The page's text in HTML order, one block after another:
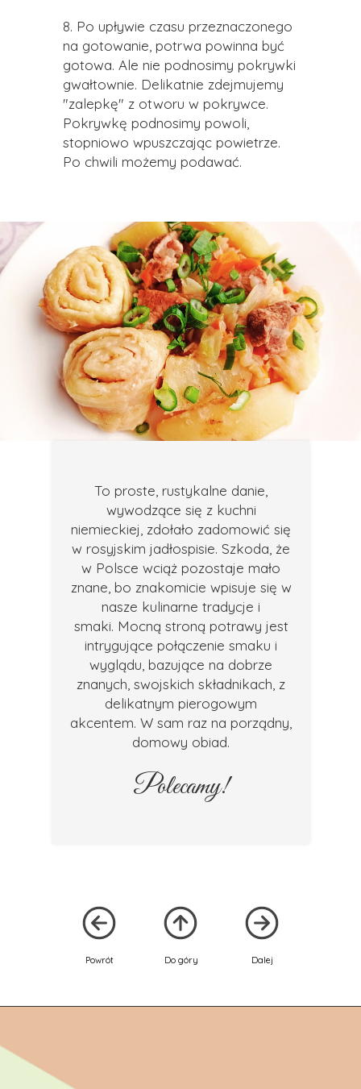
8. Po upływie czasu przeznaczonego
na gotowanie, potrwa powinna być
gotowa. Ale nie podnosimy pokrywki
gwałtownie. Delikatnie zdejmujemy
"zalepkę" z otworu w pokrywce.
Pokrywkę podnosimy powoli,
stopniowo wpuszczając powietrze.
Po chwili możemy podawać.
Do góry Dalej
Powrót
To proste, rustykalne danie,
wywodzące się z kuchni
niemieckiej, zdołało zadomowić się
w rosyjskim jadłospisie. Szkoda, że
w Polsce wciąż pozostaje mało
znane, bo znakomicie wpisuje się w
nasze kulinarne tradycje i
smaki. Mocną stroną potrawy jest
intrygujące połączenie smaku i
wyglądu, bazujące na dobrze
znanych, swojskich składnikach, z
delikatnym pierogowym
akcentem. W sam raz na porządny,
domowy obiad.
Polecamy!